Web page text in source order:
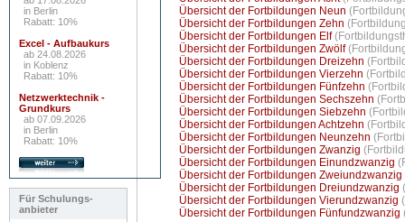
in Berlin
Rabatt: 10%
Excel - Aufbaukurs
ab 24.08.2026
in Koblenz
Rabatt: 10%
Netzwerktechnik -
Grundkurs
ab 07.09.2026
in Berlin
Rabatt: 10%
Für Schulungs-
anbieter
Übersicht der Fortbildungen Neun
Übersicht der Fortbildungen Zehn
Übersicht der Fortbildungen Elf
Übersicht der Fortbildungen Zwölf
Übersicht der Fortbildungen Dreizehn
Übersicht der Fortbildungen Vierzehn
Übersicht der Fortbildungen Fünfzehn
Übersicht der Fortbildungen Sechszehn
Übersicht der Fortbildungen Siebzehn
Übersicht der Fortbildungen Achtzehn
Übersicht der Fortbildungen Neunzehn
Übersicht der Fortbildungen Zwanzig
Übersicht der Fortbildungen Einundzwanzig
Übersicht der Fortbildungen Zweiundzwanzig
Übersicht der Fortbildungen Dreiundzwanzig
Übersicht der Fortbildungen Vierundzwanzig
Übersicht der Fortbildungen Fünfundzwanzig